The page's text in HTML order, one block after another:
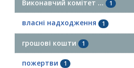
Виконавчий комітет ... 1
власні надходження 1
грошові кошти 1
пожертви 1